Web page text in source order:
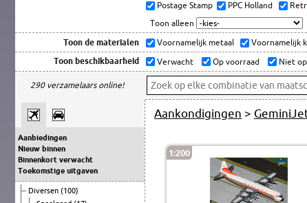
Postage Stamp
PPC Holland
Toon alleen
Toon de materialen Voornamelijk metaal Voornamelijk
Toon beschikbaarheid Verwacht Op voorraad Niet
290 verzamelaars online!
Aanbiedingen
Nieuw binnen
Binnenkort verwacht
Toekomstige uitgaven
Diversen (100)
Aankondigingen >
1:200